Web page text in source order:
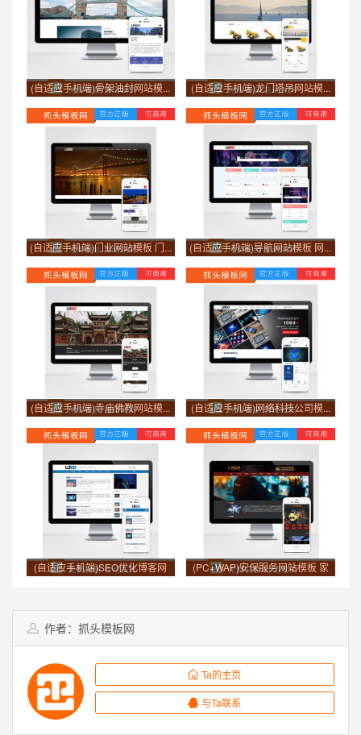
(自适应手机端)骨架油封网站模... (自适应手机端)龙门塔吊网站模...
(自适应手机端)门业网站模板 门... (自适应手机端)导航网站模板 网...
(自适应手机端)寺庙佛教网站模... (自适应手机端)网络科技公司模...
(自适应手机端)SEO优化博客网
(PC+WAP)安保服务网站模板 家
作者：抓头模板网
Ta的主页
与Ta联系